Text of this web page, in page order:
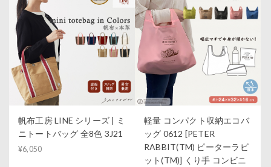
帆布工房 LINE シリーズ | ミ
ニトートバッグ 全8色 3J21
¥6,050
軽量 コンパクト収納エコバ
ッグ 0612 [PETER
RABBIT(TM) ピーターラビ
ット(TM)] くり手 コンビニ